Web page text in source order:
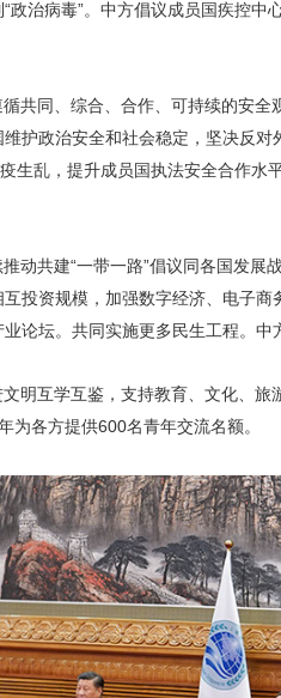
治病毒”。中方倡议成员国疾控中
共同、综合、合作、可持续的安
护政治安全和社会稳定，坚决反
生乱，提升成员国执法安全合作水
动共建“一带一路”倡议同各国发展
投资规模，加强数字经济、电子
论坛。共同实施更多民生工程。中
明互学互鉴，支持教育、文化、
为各方提供600名青年交流名额。